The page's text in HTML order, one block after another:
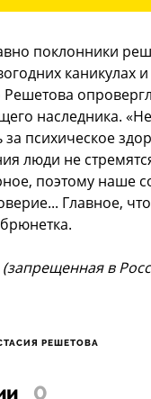
поклонники
каникулах
наследника.
за психическое
люди не
поэтому наше
Главное,
в
РЕШЕТОВА
0